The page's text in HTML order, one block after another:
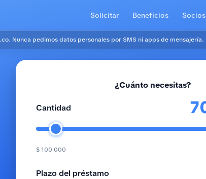
Solicitar Beneficios Socios
Nunca pedimos datos personales por SMS ni apps de mensajería.
¿Cuánto necesitas?
Cantidad
$ 100 000
Plazo del préstamo